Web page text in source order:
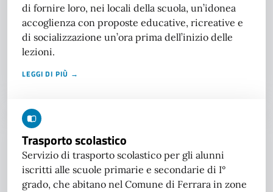
di fornire loro, nei locali della scuola, un’idonea
accoglienza con proposte educative, ricreative e
di socializzazione un’ora prima dell’inizio delle
lezioni.
LEGGI DI PIÙ →
Trasporto scolastico
Servizio di trasporto scolastico per gli alunni
iscritti alle scuole primarie e secondarie di I°
grado, che abitano nel Comune di Ferrara in zone